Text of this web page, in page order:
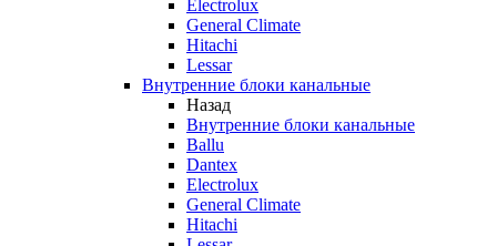
Electrolux
General Climate
Hitachi
Lessar
Внутренние блоки канальные
Назад
Внутренние блоки канальные
Ballu
Dantex
Electrolux
General Climate
Hitachi